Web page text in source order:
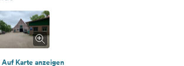
Auf Karte anzeigen